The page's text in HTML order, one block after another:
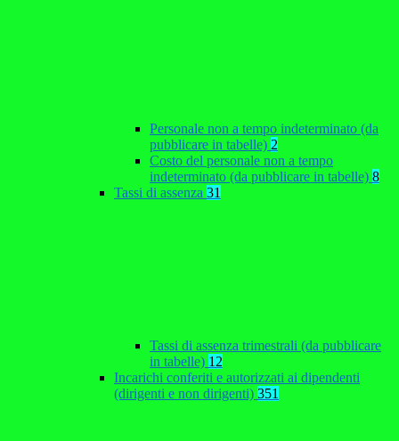
Personale non a tempo indeterminato (da
pubblicare in tabelle) 2
Costo del personale non a tempo
indeterminato (da pubblicare in tabelle) 8
Tassi di assenza 31
Tassi di assenza trimestrali (da pubblicare
in tabelle) 12
Incarichi conferiti e autorizzati ai dipendenti
(dirigenti e non dirigenti) 351